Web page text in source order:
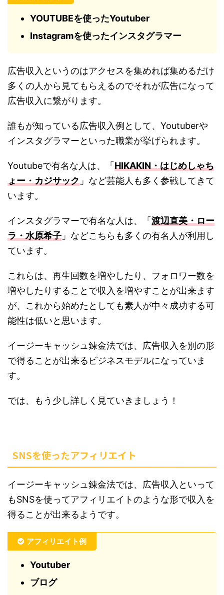
YOUTUBEを使ったYoutuber
Instagramを使ったインスタグラマー
広告収入というのはアクセスを集めれば集めるだけ
多くの人から見てもらえるのでそれが広告になって
広告収入に繋がります。
誰もが知っている広告収入例として、Youtuberや
インスタグラマーといった職業が挙げられます。
Youtubeで有名な人は、「HIKAKIN・はじめしゃち
ょー・カジサック 」など芸能人も多く参戦してきて
います。
インスタグラマーで有名な人は、「渡辺直美・ロー
ラ・水原希子 」などこちらも多くの有名人が利用し
ています。
これらは、再生回数を増やしたり、フォロワー数を
増やしたりすることで収入を増やすことが出来ます
が、これから始めたとしても素人が中々成功する可
能性は低いと思います。
イージーキャッシュ錬金法では、広告収入を別の形
で得ることが出来るビジネスモデルになっていま
す。
では、もう少し詳しく見ていきましょう！
SNSを使ったアフィリエイト
イージーキャッシュ錬金法では、広告収入といって
もSNSを使ってアフィリエイトのような形で収入を
得ることが出来るようです。
アフィリエイト例
Youtuber
ブログ